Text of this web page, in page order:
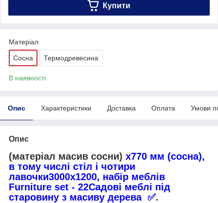
Купити
Матеріал
Сосна Термодревесина
В наявності
Опис Характеристики Доставка Оплата Умови
Опис
(матеріал масив сосни) х770 мм (сосна),
в тому числі стіл і чотири
лавочки3000х1200, набір меблів
Furniture set - 22Садові меблі під
старовину з масиву дерева ✅.